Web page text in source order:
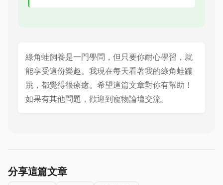
綠角蛙飼養是一門學問，但只要你耐心學習，就
能享受這份樂趣。我現在每天看著我的綠角蛙蹦
跳，都覺得很療癒。希望這篇文章對你有幫助！
如果有其他問題，歡迎到寵物論壇交流。
分享這篇文章